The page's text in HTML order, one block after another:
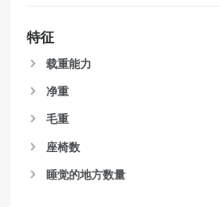
特征
载重能力
净重
毛重
座椅数
睡觉的地方数量